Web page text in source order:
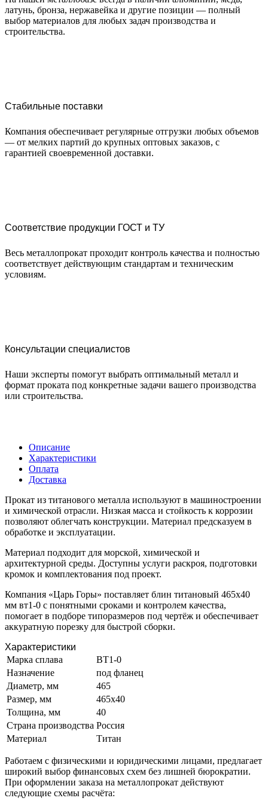
латунь, бронза, нержавейка и другие позиции — полный
выбор материалов для любых задач производства и
строительства.
Стабильные поставки
Компания обеспечивает регулярные отгрузки любых объемов
— от мелких партий до крупных оптовых заказов, с
гарантией своевременной доставки.
Соответствие продукции ГОСТ и ТУ
Весь металлопрокат проходит контроль качества и полностью
соответствует действующим стандартам и техническим
условиям.
Консультации специалистов
Наши эксперты помогут выбрать оптимальный металл и
формат проката под конкретные задачи вашего производства
или строительства.
Описание
Характеристики
Оплата
Доставка
Прокат из титанового металла используют в машиностроении
и химической отрасли. Низкая масса и стойкость к коррозии
позволяют облегчать конструкции. Материал предсказуем в
обработке и эксплуатации.
Материал подходит для морской, химической и
архитектурной среды. Доступны услуги раскроя, подготовки
кромок и комплектования под проект.
Компания «Царь Горы» поставляет блин титановый 465х40
мм вт1-0 с понятными сроками и контролем качества,
помогает в подборе типоразмеров под чертёж и обеспечивает
аккуратную порезку для быстрой сборки.
Характеристики
Марка сплава
ВТ1-0
Назначение
под фланец
Диаметр, мм
465
Размер, мм
465х40
Толщина, мм
40
Страна производства Россия
Материал
Титан
Работаем с физическими и юридическими лицами, предлагает
широкий выбор финансовых схем без лишней бюрократии.
При оформлении заказа на металлопрокат действуют
следующие схемы расчёта: